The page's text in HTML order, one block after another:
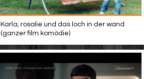
Karla, rosalie und das loch in der wand
(ganzer film komödie)